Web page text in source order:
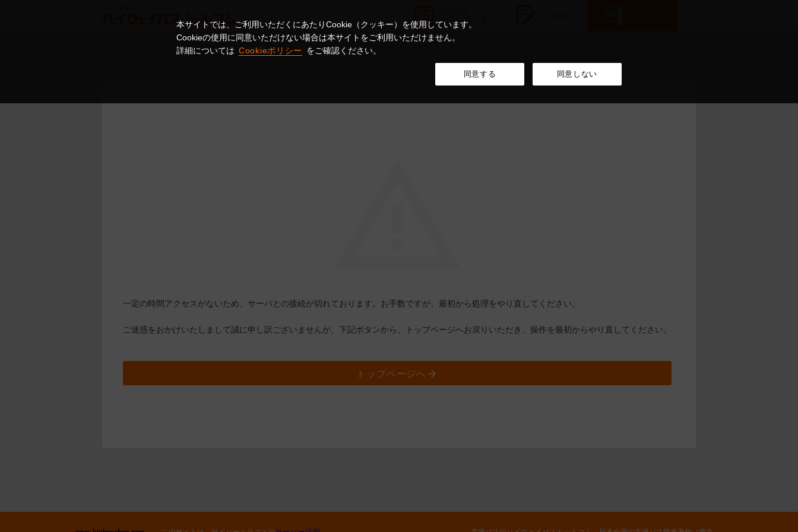
本サイトでは、ご利用いただくにあたりCookie（クッキー）を使用しています。
Cookieの使用に同意いただけない場合は本サイトをご利用いただけません。
詳細については Cookieポリシー をご確認ください。
同意する 同意しない
一定の時間アクセスがないため、サーバとの接続が切れております。お手数ですが、最初から処理をやり直してください。
ご迷惑をおかけいたしまして誠に申し訳ございませんが、下記ボタンから、トップページへお戻りいただき、操作を最初からやり直してください。
トップページへ